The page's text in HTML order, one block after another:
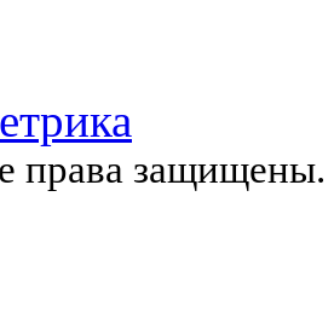
права